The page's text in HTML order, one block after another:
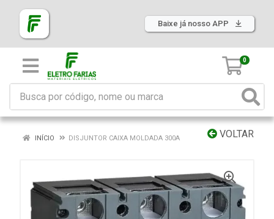
Baixe já nosso APP
0
VOLTAR
INÍCIO DISJUNTOR CAIXA MOLDADA 300A